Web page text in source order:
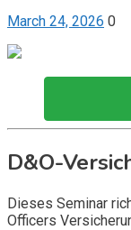
March 24, 2026 0
D&O-
Dieses Seminar
Officers